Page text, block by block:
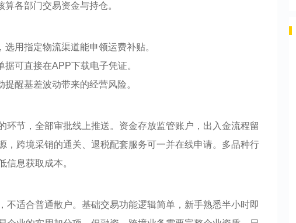
各部门交易资金与持仓。
用指定物流渠道能申领运费补贴。
可直接在APP下载电子凭证。
醒基差波动带来的经营风险。
环节，全部审批线上推送。资金存放监管账户，出入金流程留
，跨境采销的通关、退税配套服务可一并在线申请。多品种行
信息获取成本。
不适合普通散户。基础交易功能逻辑简单，新手熟悉半小时即